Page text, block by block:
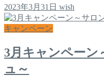
2023年3月31日 wish
キャンペーン
3月キャンペーン
ュ～